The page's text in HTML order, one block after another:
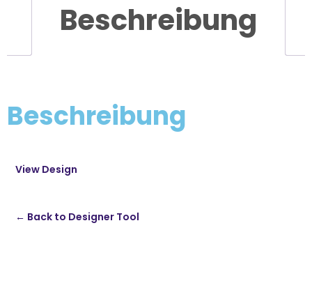
Beschreibung
Beschreibung
View Design
← Back to Designer Tool